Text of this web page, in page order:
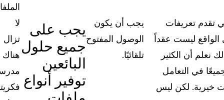
تقدم تعريفات
الواقع ليست عقداً
نعلم أن الكثير
في التعامل
خيرية. لكن ليس
يجب أن يكون
الوصول المفتوح
تلقائيًا.
يجب على
جميع حلول
البائعين
توفير أنواع
لا
تزال
هناك